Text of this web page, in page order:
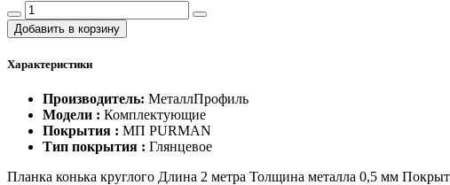
Добавить в корзину
Характеристики
Производитель: МеталлПрофиль
Модели : Комплектующие
Покрытия : МП PURMAN
Тип покрытия : Глянцевое
Планка конька круглого Длина 2 метра Толщина металла 0,5 мм